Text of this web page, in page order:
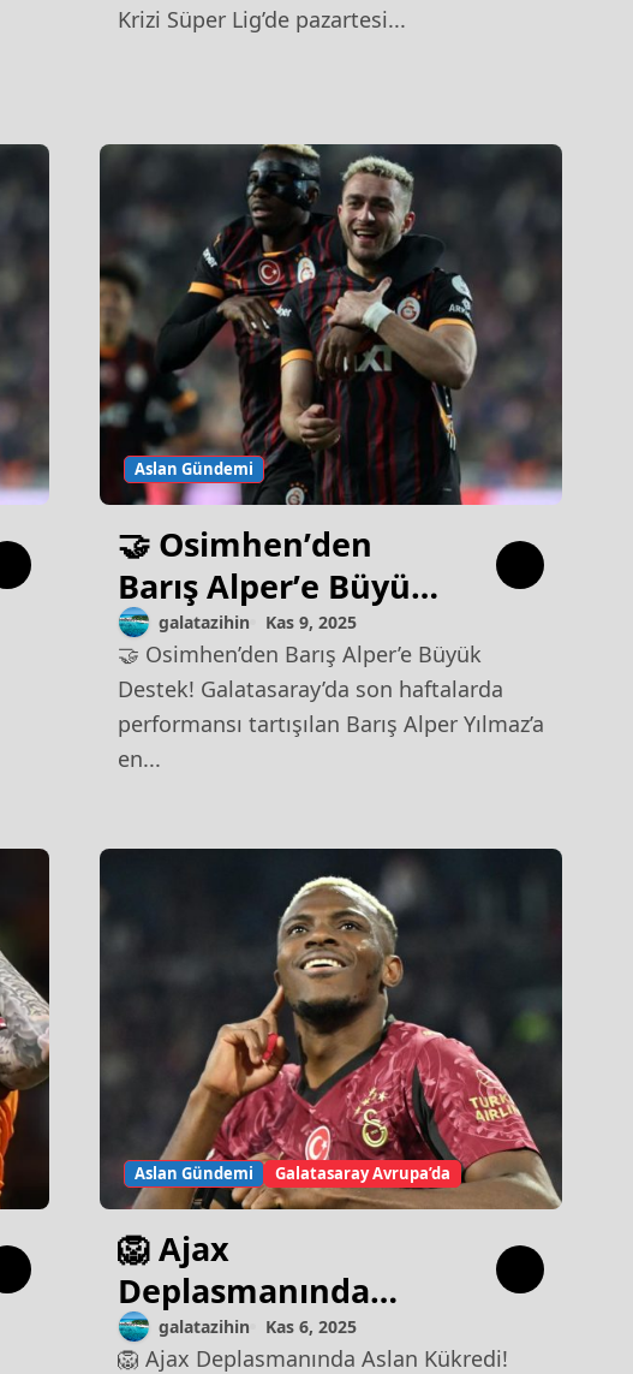
Krizi Süper Lig’de pazartesi...
Aslan Gündemi
🤝 Osimhen’den
Barış Alper’e Büyük
Destek!
galatazihin Kas 9, 2025
🤝 Osimhen’den Barış Alper’e Büyük
Destek! Galatasaray’da son haftalarda
performansı tartışılan Barış Alper Yılmaz’a
en...
Aslan Gündemi Galatasaray Avrupa’da
🦁 Ajax
Deplasmanında
Aslan Kükredi!
galatazihin Kas 6, 2025
🦁 Ajax Deplasmanında Aslan Kükredi!